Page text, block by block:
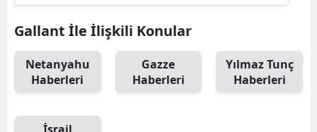
Gallant İle İlişkili Konular
Netanyahu
Haberleri
Gazze
Haberleri
Yılmaz Tunç
Haberleri